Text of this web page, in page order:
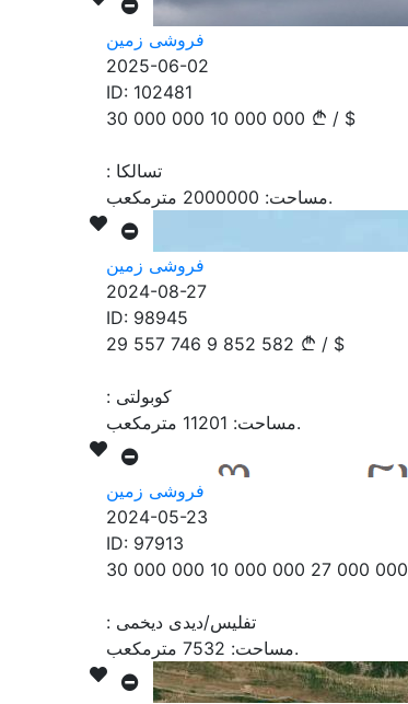
فروشی زمین
2025-06-02
ID: 102481
30 000 000 10 000 000 / $
: تسالکا
مساحت: 2000000 مترمکعب.
فروشی زمین
2024-08-27
ID: 98945
29 557 746 9 852 582 / $
: کوبولتی
مساحت: 11201 مترمکعب.
فروشی زمین
2024-05-23
ID: 97913
30 000 000 10 000 000 27 000 000
: تفلیس/دیدی دیخمی
مساحت: 7532 مترمکعب.